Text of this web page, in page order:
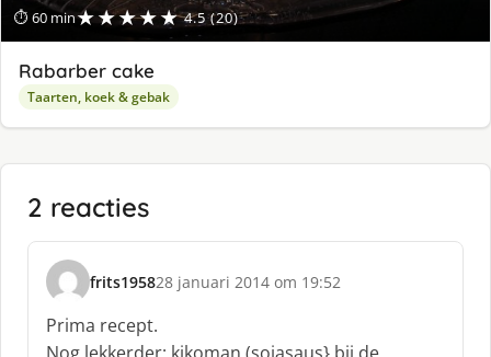
⏱ 60 min★★★★★ 4.5 (20)
Rabarber cake
Taarten, koek & gebak
2 reacties
frits1958
s
c
h
28 januari 2014 om 19:52
Prima recept.